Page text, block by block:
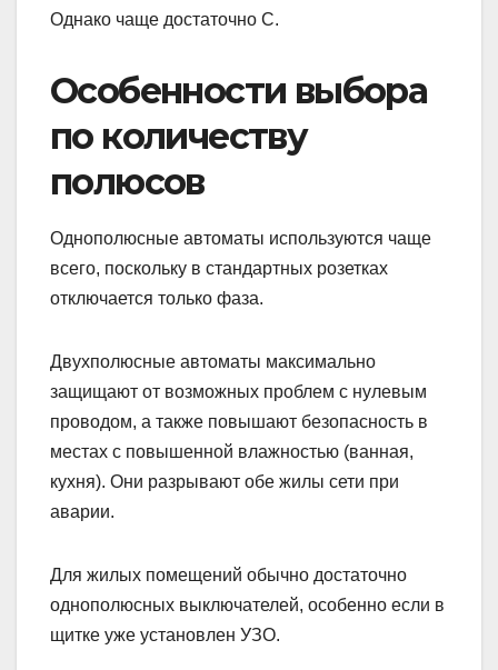
Однако чаще достаточно C.
Особенности выбора
по количеству
полюсов
Однополюсные автоматы используются чаще
всего, поскольку в стандартных розетках
отключается только фаза.
Двухполюсные автоматы максимально
защищают от возможных проблем с нулевым
проводом, а также повышают безопасность в
местах с повышенной влажностью (ванная,
кухня). Они разрывают обе жилы сети при
аварии.
Для жилых помещений обычно достаточно
однополюсных выключателей, особенно если в
щитке уже установлен УЗО.